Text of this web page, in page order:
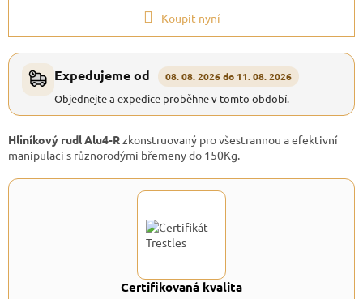
Koupit nyní
Expedujeme od 08. 08. 2026 do 11. 08. 2026
Objednejte a expedice proběhne v tomto období.
Hliníkový rudl Alu4-Rzkonstruovaný pro všestrannou a efektivní
manipulaci s různorodými břemeny do 150Kg.
Certifikovaná kvalita